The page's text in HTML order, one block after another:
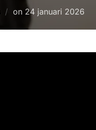
on 24 januari 2026